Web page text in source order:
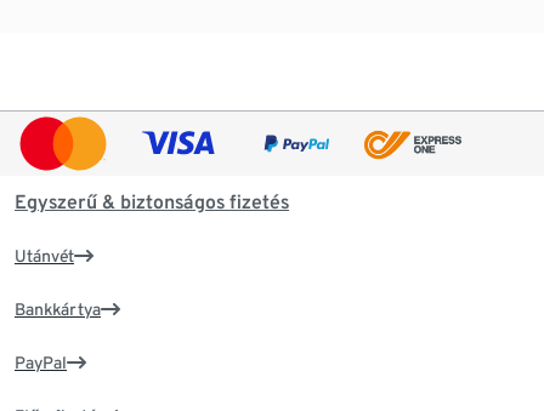
Egyszerű & biztonságos fizetés
Utánvét
Bankkártya
PayPal